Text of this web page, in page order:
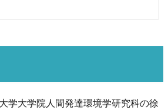
学大学院人間発達環境学研究科の徐